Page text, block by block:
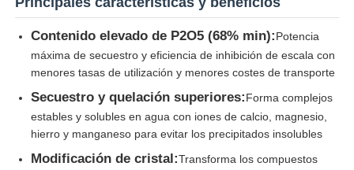
Añadidos de petróleo
Contenido elevado de P2O5 (68% min):Potencia
máxima de secuestro y eficiencia de inhibición de escala con
menores tasas de utilización y menores costes de transporte
Secuestro y quelación superiores:Forma complejos
estables y solubles en agua con iones de calcio, magnesio,
hierro y manganeso para evitar los precipitados insolubles
Modificación de cristal:Transforma los compuestos